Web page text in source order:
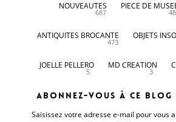
NOUVEAUTES
687
PIECE DE
48
ANTIQUITES BROCANTE
473
OBJETS
JOELLE PELLERO
5
MD CREATION
3
Abonnez-vous à ce blog
Saisissez votre adresse e-mail pour vous